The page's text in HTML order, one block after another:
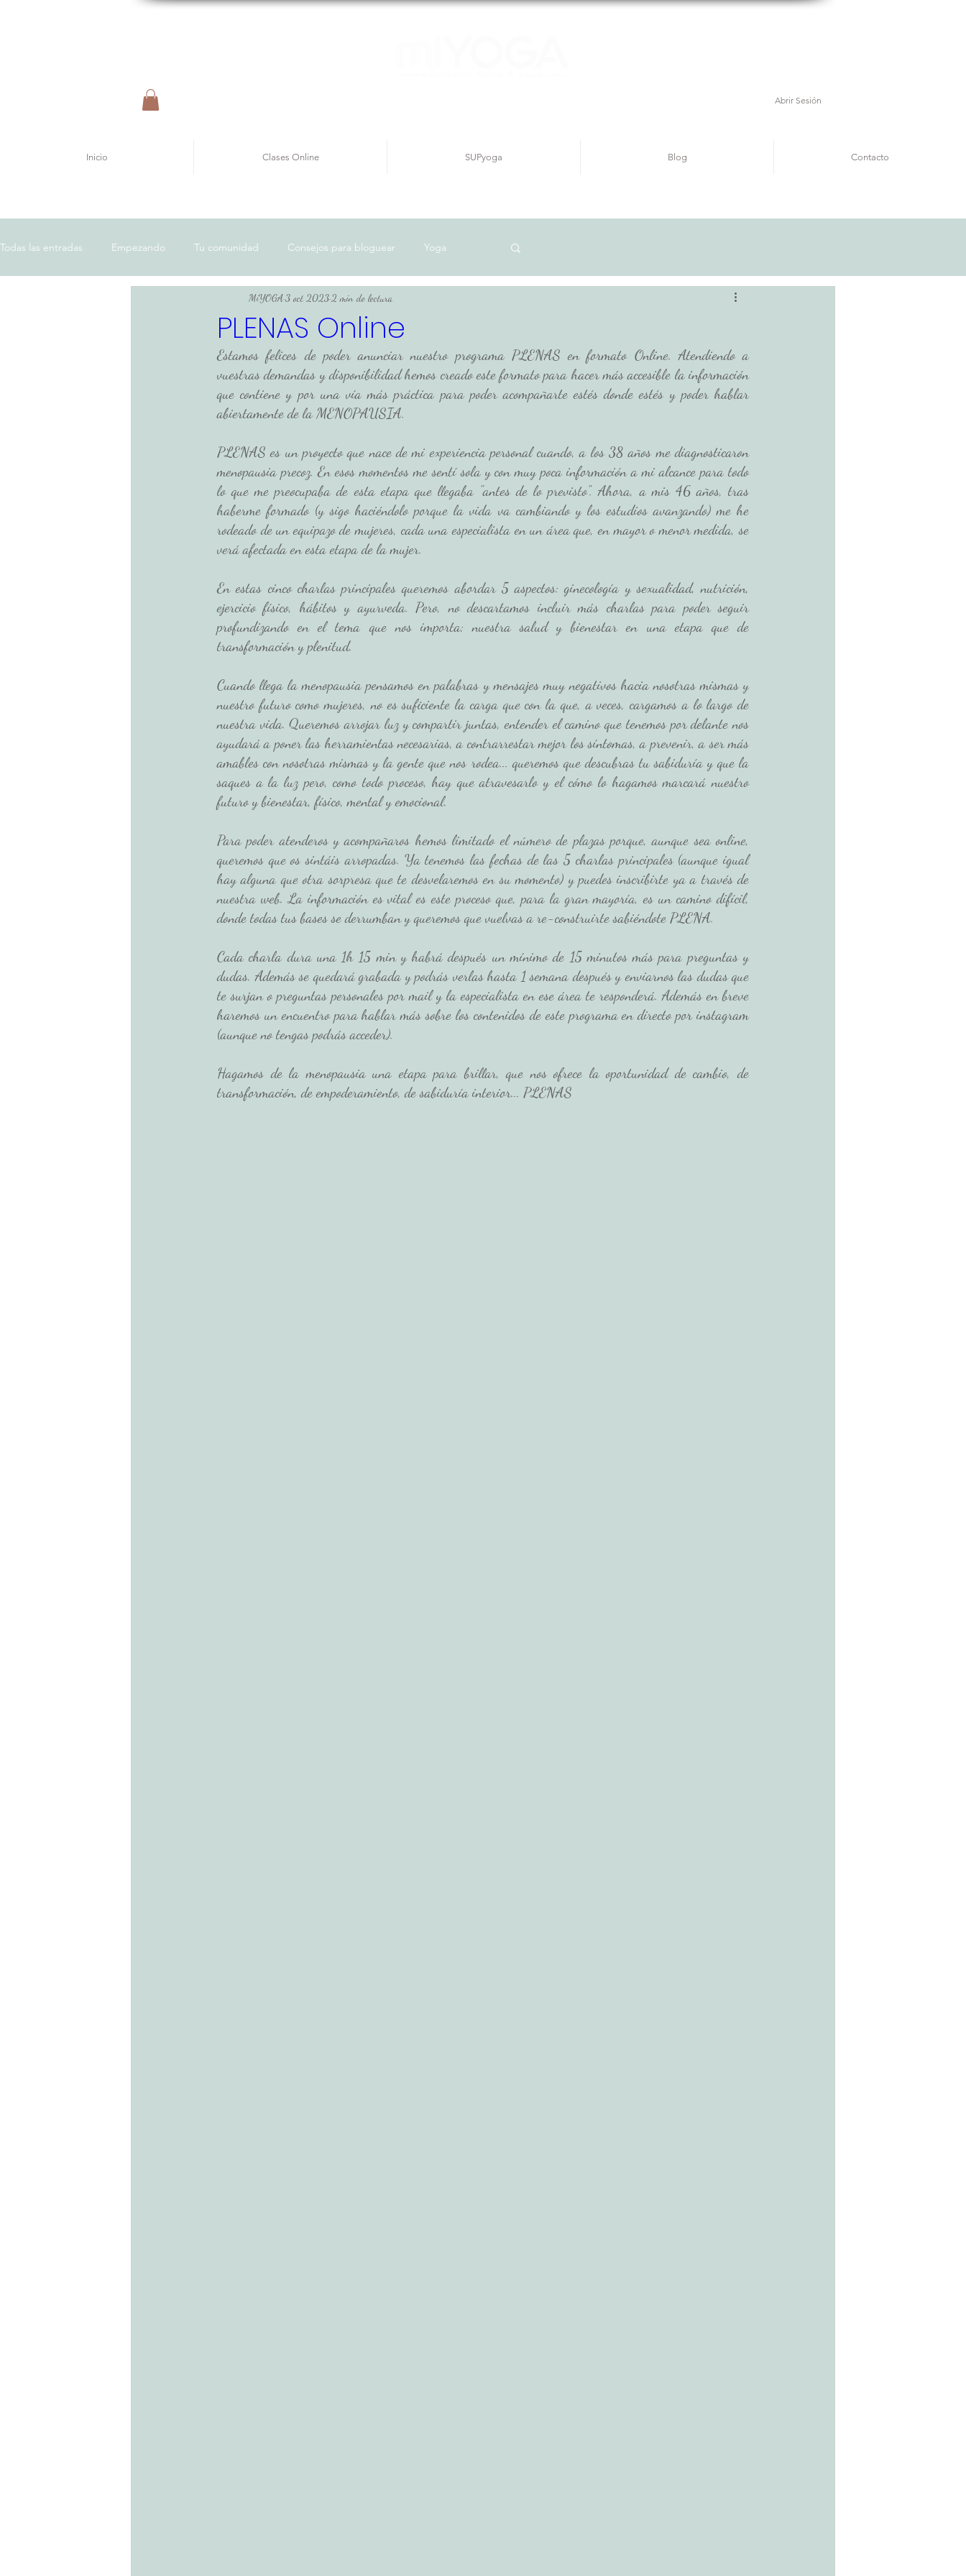
Abrir Sesión
Inicio Clases Online SUPyoga Blog Contacto
Todas las entradas Empezando Tu comunidad Consejos para bloguear Yoga
Crecimiento Personal Ejercicio Físico Meditación
PLENAS Online
MiYOGA3 oct 20232 min de lectura
Estamos felices de poder anunciar nuestro programa PLENAS en formato Online. Atendiendo a
vuestras demandas y disponibilidad hemos creado este formato para hacer más accesible la información
que contiene y por una vía más práctica para poder acompañarte estés donde estés y poder hablar
abiertamente de la MENOPAUSIA.
PLENAS es un proyecto que nace de mi experiencia personal cuando, a los 38 años me diagnosticaron
menopausia precoz. En esos momentos me sentí sola y con muy poca información a mi alcance para todo
lo que me preocupaba de esta etapa que llegaba "antes de lo previsto". Ahora, a mis 46 años, tras
haberme formado (y sigo haciéndolo porque la vida va cambiando y los estudios avanzando) me he
rodeado de un equipazo de mujeres, cada una especialista en un área que, en mayor o menor medida, se
verá afectada en esta etapa de la mujer.
En estas cinco charlas principales queremos abordar 5 aspectos: ginecología y sexualidad, nutrición,
ejercicio físico, hábitos y ayurveda. Pero, no descartamos incluir más charlas para poder seguir
profundizando en el tema que nos importa; nuestra salud y bienestar en una etapa que de
transformación y plenitud.
Cuando llega la menopausia pensamos en palabras y mensajes muy negativos hacia nosotras mismas y
nuestro futuro como mujeres, no es suficiente la carga que con la que, a veces, cargamos a lo largo de
nuestra vida. Queremos arrojar luz y compartir juntas, entender el camino que tenemos por delante nos
ayudará a poner las herramientas necesarias, a contrarrestar mejor los síntomas, a prevenir, a ser más
amables con nosotras mismas y la gente que nos rodea... queremos que descubras tu sabiduría y que la
saques a la luz pero, como todo proceso, hay que atravesarlo y el cómo lo hagamos marcará nuestro
futuro y bienestar, físico, mental y emocional.
Para poder atenderos y acompañaros hemos limitado el número de plazas porque, aunque sea online,
queremos que os sintáis arropadas. Ya tenemos las fechas de las 5 charlas principales (aunque igual
hay alguna que otra sorpresa que te desvelaremos en su momento) y puedes inscribirte ya a través de
nuestra web. La información es vital es este proceso que, para la gran mayoría, es un camino difícil,
donde todas tus bases se derrumban y queremos que vuelvas a re-construirte sabiéndote PLENA.
Cada charla dura una 1h 15 min y habrá después un mínimo de 15 minutos más para preguntas y
dudas. Además se quedará grabada y podrás verlas hasta 1 semana después y enviarnos las dudas que
te surjan o preguntas personales por mail y la especialista en ese área te responderá. Además en breve
haremos un encuentro para hablar más sobre los contenidos de este programa en directo por instagram
(aunque no tengas podrás acceder).
Hagamos de la menopausia una etapa para brillar, que nos ofrece la oportunidad de cambio, de
transformación, de empoderamiento, de sabiduría interior... PLENAS